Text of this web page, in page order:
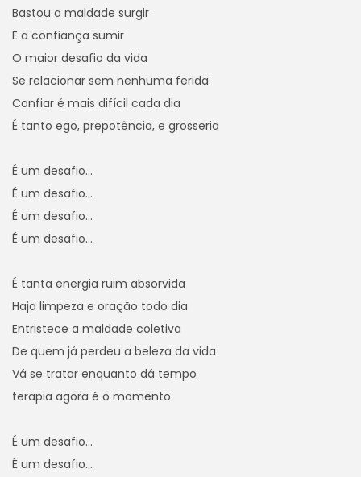
Bastou a maldade surgir
E a confiança sumir
O maior desafio da vida
Se relacionar sem nenhuma ferida
Confiar é mais difícil cada dia
É tanto ego, prepotência, e grosseria
É um desafio…
É um desafio…
É um desafio…
É um desafio…
É tanta energia ruim absorvida
Haja limpeza e oração todo dia
Entristece a maldade coletiva
De quem já perdeu a beleza da vida
Vá se tratar enquanto dá tempo
terapia agora é o momento
É um desafio…
É um desafio…